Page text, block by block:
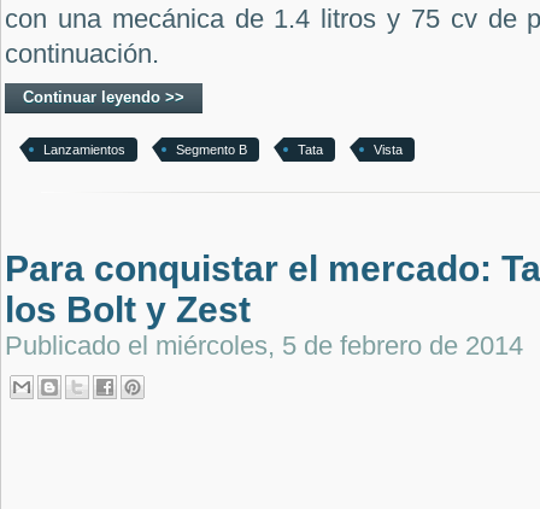
con una mecánica de 1.4 litros y 75 cv de
continuación.
Continuar leyendo >>
Lanzamientos Segmento B Tata Vista
Para conquistar el mercado:
los Bolt y Zest
Publicado el miércoles, 5 de febrero de 2014